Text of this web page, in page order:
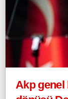
Akp
dönüşü